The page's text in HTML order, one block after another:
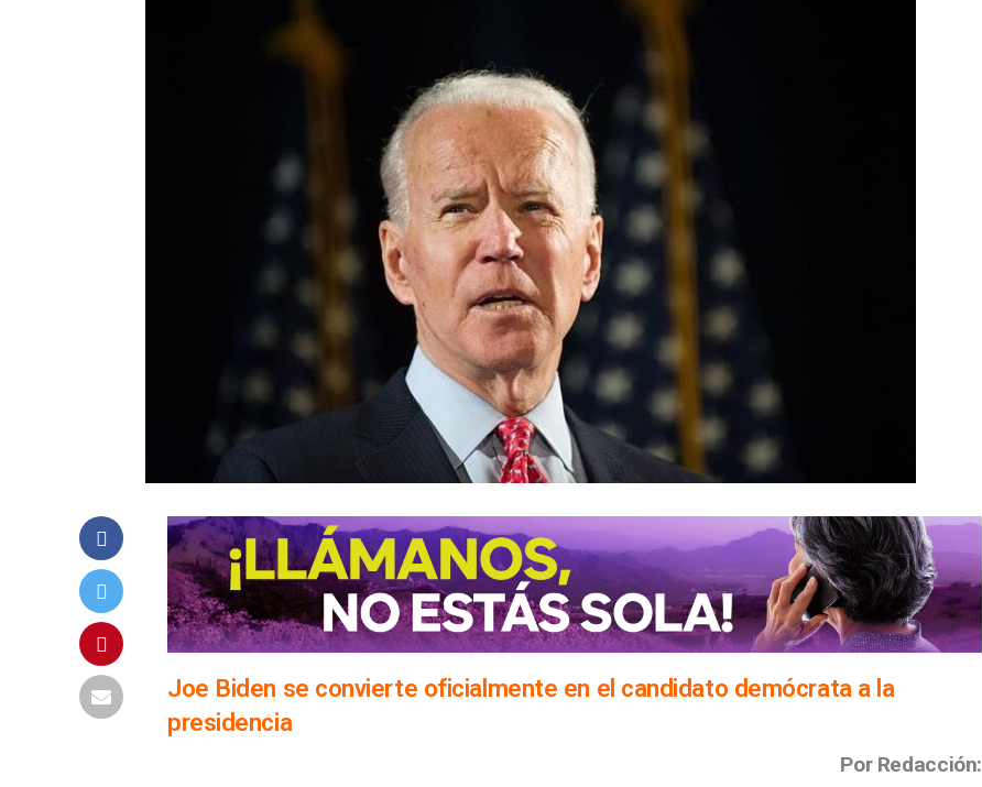
Joe Biden se convierte oficialmente en el candidato demócrata a la
presidencia
Por Redacción: